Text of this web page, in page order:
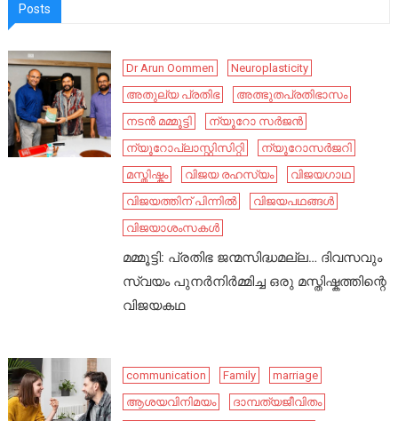
Posts
Dr Arun Oommen
Neuroplasticity
അതുല്യ പ്രതിഭ
അത്ഭുതപ്രതിഭാസം
നടൻ മമ്മൂട്ടി
ന്യൂറോ സർജൻ
ന്യൂറോപ്ലാസ്റ്റിസിറ്റി
ന്യൂറോസർജറി
മസ്തിഷ്കം
വിജയ രഹസ്യം
വിജയഗാഥ
വിജയത്തിന് പിന്നിൽ
വിജയപഥങ്ങൾ
വിജയാശംസകൾ
മമ്മൂട്ടി: പ്രതിഭ ജന്മസിദ്ധമല്ല… ദിവസവും
സ്വയം പുനർനിർമ്മിച്ച ഒരു മസ്തിഷ്കത്തിന്റെ
വിജയകഥ
communication Family
marriage
ആശയവിനിമയം
ദാമ്പത്യജീവിതം